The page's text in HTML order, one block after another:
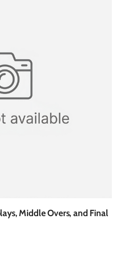
Middle Overs, and Final